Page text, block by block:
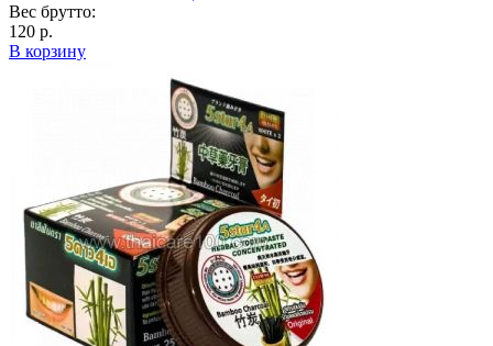
Вес брутто:
120 р.
В корзину